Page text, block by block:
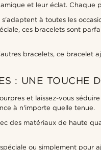
et leur éclat.
à toutes les
ces bracelets sont
bracelets, ce
: UNE TOUCHE
et laissez-vous
à n'importe quelle tenue.
des matériaux de haute
ou simplement